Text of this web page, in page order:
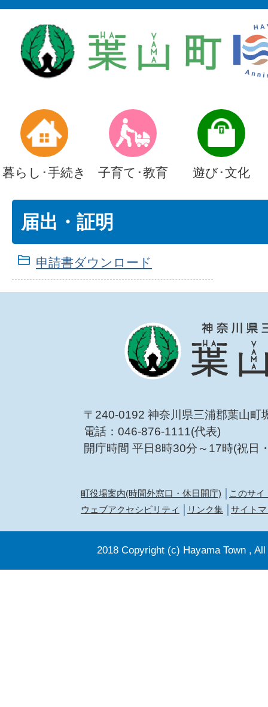
暮らし･手続き 子育て･教育 遊び･文化
届出・証明
申請書ダウンロード
〒240-0192 神奈川県三浦郡葉山町
電話：046-876-1111(代表)
開庁時間 平日8時30分～17時(祝日
町役場案内(時間外窓口・休日開庁)
このサイ
ウェブアクセシビリティ
リンク集 サイト
2018 Copyright (c) Hayama Town ,